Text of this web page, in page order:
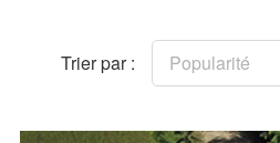
Trier par : Popularité